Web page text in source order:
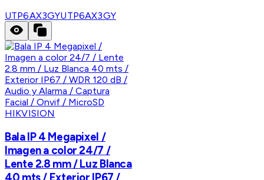
UTP6AX3GYUTP6AX3GY
HIKVISION
Bala IP 4 Megapixel /
Imagen a color 24/7 /
Lente 2.8 mm / Luz Blanca